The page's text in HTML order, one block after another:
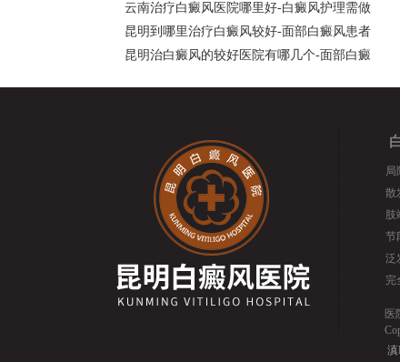
云南治疗白癜风医院哪里好-白癜风护理需做
昆明到哪里治疗白癜风较好-面部白癜风患者
昆明治白癜风的较好医院有哪几个-面部白癜
局
散
肢
节
泛
完
医
滇